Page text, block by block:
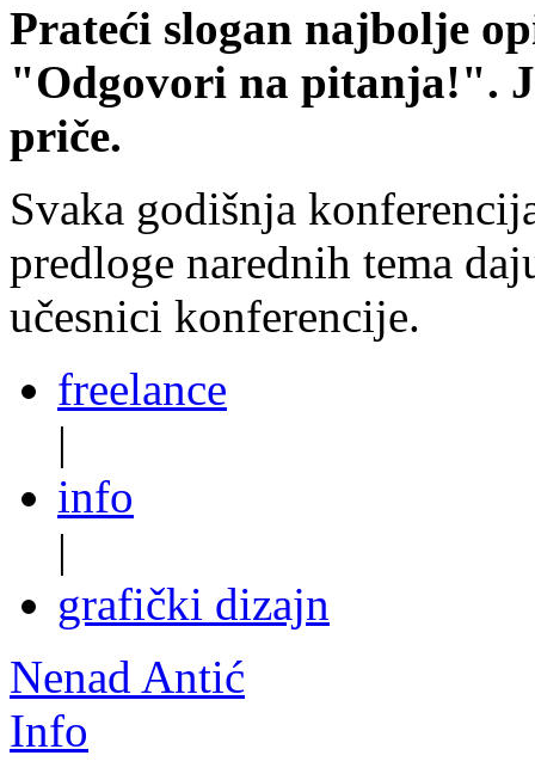
Prateći slogan najbolje
"Odgovori na pitanja!".
priče.
Svaka godišnja
predloge narednih tema
učesnici konferencije.
freelance
|
info
|
grafički dizajn
Nenad Antić
Info